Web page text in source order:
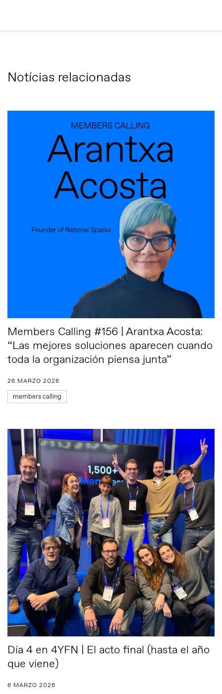
Notícias relacionadas
Members Calling #156 | Arantxa Acosta:
“Las mejores soluciones aparecen cuando
toda la organización piensa junta”
26 MARZO 2026
members calling
Día 4 en 4YFN | El acto final (hasta el año
que viene)
6 MARZO 2026